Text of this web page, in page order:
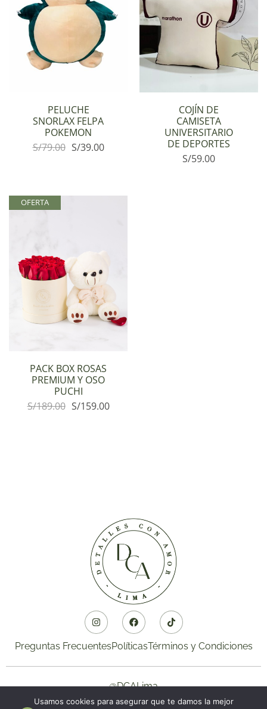
PELUCHE
SNORLAX FELPA
POKEMON
S/79.00 S/39.00
COJÍN DE
CAMISETA
UNIVERSITARIO
DE DEPORTES
S/59.00
OFERTA
PACK BOX ROSAS
PREMIUM Y OSO
PUCHI
S/189.00 S/159.00
Preguntas FrecuentesPolíticasTérminos y Condiciones
@DCALima
Usamos cookies para asegurar que te damos la mejor